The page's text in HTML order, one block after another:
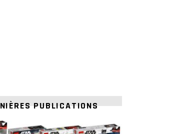
PUBLICATIONS